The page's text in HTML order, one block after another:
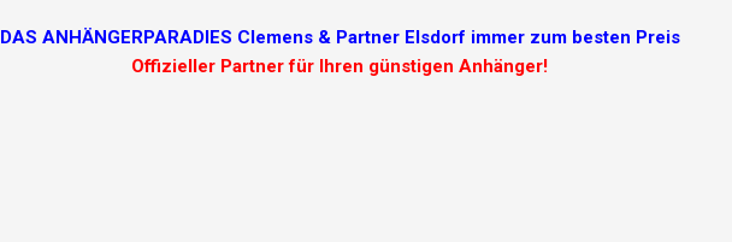
DAS ANHÄNGERPARADIES Clemens & Partner Elsdorf immer zum besten Preis
Offizieller Partner für Ihren günstigen Anhänger!